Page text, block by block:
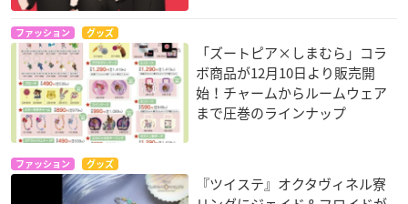
ファッション グッズ
「ズートピア×しまむら」コラ
ボ商品が12月10日より販売開
始！チャームからルームウェア
まで圧巻のラインナップ
ファッション グッズ
『ツイステ』オクタヴィネル寮